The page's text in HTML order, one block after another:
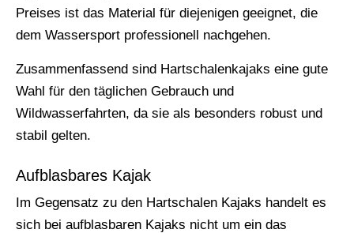
Preises ist das Material für diejenigen geeignet, die
dem Wassersport professionell nachgehen.
Zusammenfassend sind Hartschalenkajaks eine gute
Wahl für den täglichen Gebrauch und
Wildwasserfahrten, da sie als besonders robust und
stabil gelten.
Aufblasbares Kajak
Im Gegensatz zu den Hartschalen Kajaks handelt es
sich bei aufblasbaren Kajaks nicht um ein das